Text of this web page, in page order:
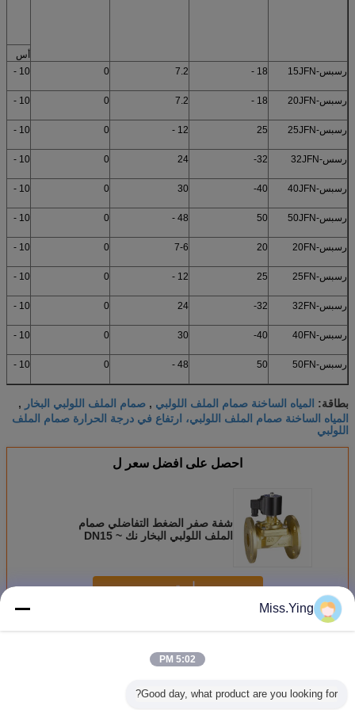
أس
رسبس-15JFN
18 -
7.2
0
10 -
رسبس-20JFN 18 -
7.2
0
10 -
رسبس-25JFN 25
12 -
0
10 -
رسس-32JFN 32-
24
0
10 -
رسبس-40JFN 40-
30
0
10 -
رسبس-50JFN 50
48 -
0
10 -
رسبس-20FN 20
7-6
0
10 -
رسبس-25FN 25
12 -
0
10 -
رسبس-32FN 32-
24
0
10 -
رسبس-40FN 40-
30
0
10 -
رسبس-50FN 50
48 -
0
10 -
بطاقة: المياه الساخنة صمام الملف اللولبي , صمام الملف اللولبي البخار ,
المياه الساخنة صمام الملف اللولبي، ارتفاع في درجة الحرارة صمام الملف
اللولبي
احصل على افضل سعر ل
شفة صفر الضغط التفاضلي صمام
الملف اللولبي البخار نك DN15 ~
استمر
أكثرصمام الملف اللولبي البخار
Miss.Ying
5:02 PM
Good day, what product are you looking for?